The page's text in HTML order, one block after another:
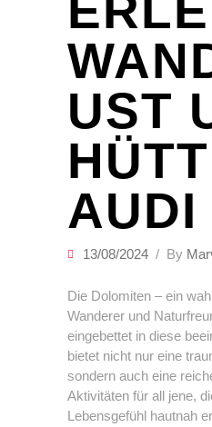
UST
AUDI
13/08/2024 By
Die Dolomiten – ein
Wanderer und
eingebettet in diese
bietet nicht nur eine
sondern auch eine
Aktivitäten für all jene,
Lebensgefühl hautnah